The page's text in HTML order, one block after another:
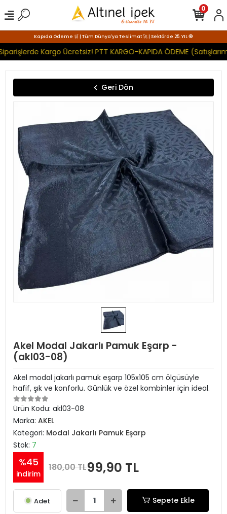
Kapıda Ödeme 🛒 | Tüm Dünya'ya Teslimat 🚀 | Sektörde 25. YIL 🧿
Kargo Ücretsiz! PTT KARGO-KAPIDA ÖDEME
0
Geri Dön
Akel Modal Jakarlı Pamuk Eşarp -
(akl03-08)
Akel modal jakarlı pamuk eşarp 105x105 cm ölçüsüyle
hafif, şık ve konforlu. Günlük ve özel kombinler için ideal.
Ürün Kodu: akl03-08
Marka: AKEL
Kategori: Modal Jakarlı Pamuk Eşarp
Stok: 7
%45
indirim
180,00 TL99,90 TL
Adet Sepete Ekle